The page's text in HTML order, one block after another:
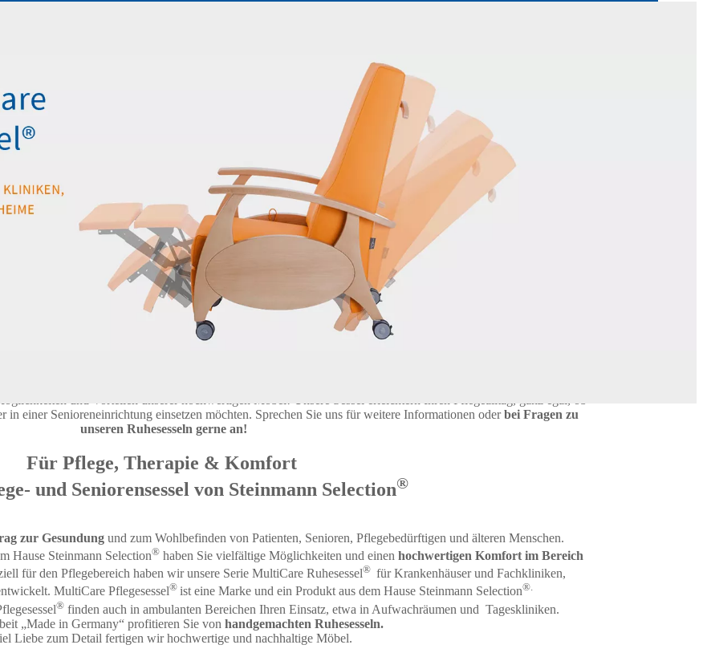
in einer Senioreneinrichtung einsetzen möchten. Sprechen Sie uns für weitere Informationen oderbei Fragen zu
unseren Ruhesesseln gerne an!
Für Pflege, Therapie & Komfort
und Seniorensessel von Steinmann Selection®
zur Gesundung und zum Wohlbefinden von Patienten, Senioren, Pflegebedürftigen und älteren Menschen.
Hause Steinmann Selection®haben Sie vielfältige Möglichkeiten und einen hochwertigen Komfort im Bereich
für den Pflegebereich haben wir unsere Serie MultiCare Ruhesessel® für Krankenhäuser und Fachkliniken,
MultiCare Pflegesessel® ist eine Marke und ein Produkt aus dem Hause Steinmann Selection®.
® finden auch in ambulanten Bereichen Ihren Einsatz, etwa in Aufwachräumen und Tageskliniken.
„Made in Germany“ profitieren Sie von handgemachten Ruhesesseln.
Liebe zum Detail fertigen wir hochwertige und nachhaltige Möbel.